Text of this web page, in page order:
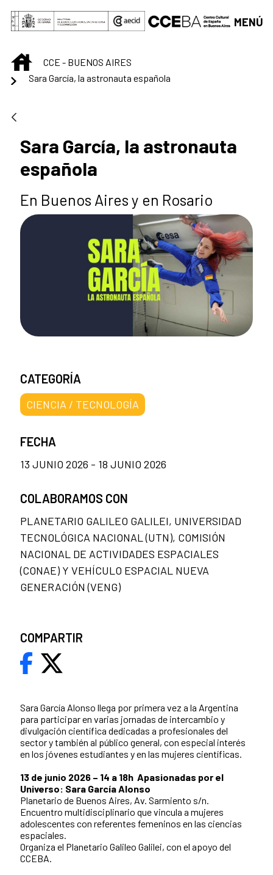
Saltar al contenido principal
MENÚ
INICIOCCE - BUENOS AIRES
Sara García, la astronauta española
Sara García, la astronauta
española
En Buenos Aires y en Rosario
Sara García Alonso llega por primera vez a la Argentina
para participar en varias jornadas de intercambio y
divulgación científica dedicadas a profesionales del
sector y también al público general, con especial interés
en los jóvenes estudiantes y en las mujeres científicas.
13 de junio 2026 – 14 a 18h Apasionadas por el
Universo: Sara García Alonso
Planetario de Buenos Aires, Av. Sarmiento s/n.
Encuentro multidisciplinario que vincula a mujeres
adolescentes con referentes femeninos en las ciencias
espaciales.
Organiza el Planetario Galileo Galilei, con el apoyo del
CCEBA.
CATEGORÍA
CIENCIA / TECNOLOGÍA
FECHA
13 JUNIO 2026 - 18 JUNIO 2026
COLABORAMOS CON
PLANETARIO GALILEO GALILEI, UNIVERSIDAD
TECNOLÓGICA NACIONAL (UTN), COMISIÓN
NACIONAL DE ACTIVIDADES ESPACIALES
(CONAE) Y VEHÍCULO ESPACIAL NUEVA
GENERACIÓN (VENG)
COMPARTIR